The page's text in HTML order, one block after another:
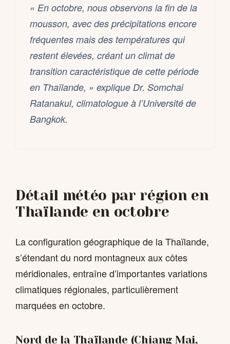
« En octobre, nous observons la fin de la
mousson, avec des précipitations encore
fréquentes mais des températures qui
restent élevées, créant un climat de
transition caractéristique de cette période
en Thaïlande, » explique Dr. Somchai
Ratanakul, climatologue à l’Université de
Bangkok.
Détail météo par région en
Thaïlande en octobre
La configuration géographique de la Thaïlande,
s’étendant du nord montagneux aux côtes
méridionales, entraîne d’importantes variations
climatiques régionales, particulièrement
marquées en octobre.
Nord de la Thaïlande (Chiang Mai,